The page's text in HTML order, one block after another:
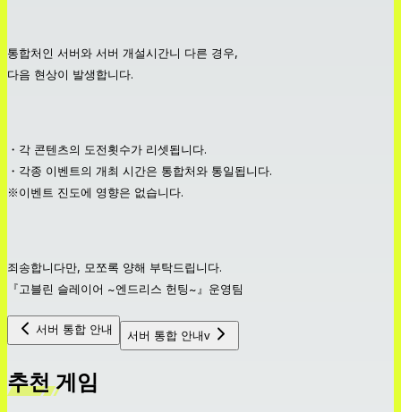
통합처인 서버와 서버 개설시간니 다른 경우,
다음 현상이 발생합니다.
・각 콘텐츠의 도전횟수가 리셋됩니다.
・각종 이벤트의 개최 시간은 통합처와 통일됩니다.
※이벤트 진도에 영향은 없습니다.
죄송합니다만, 모쪼록 양해 부탁드립니다.
『고블린 슬레이어 ~엔드리스 헌팅~』운영팀
서버 통합 안내 서버 통합 안내v
추천 게임